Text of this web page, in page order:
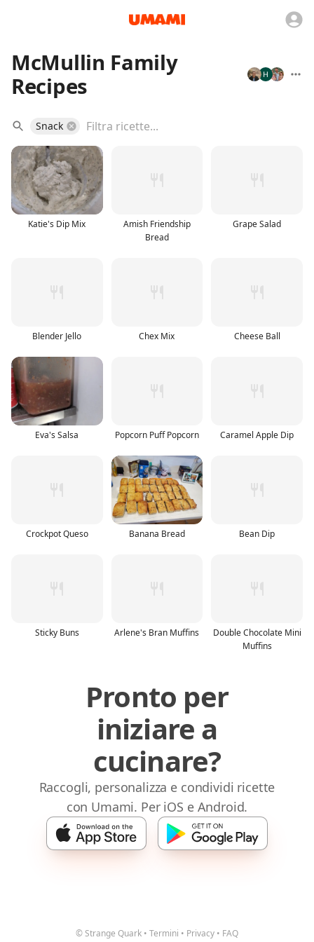
McMullin Family
Recipes
Snack
Katie's Dip Mix
Amish Friendship
Bread
Grape Salad
Blender Jello Chex Mix Cheese Ball
Eva's Salsa Popcorn Puff Popcorn Caramel Apple Dip
Crockpot Queso Banana Bread Bean Dip
Sticky Buns Arlene's Bran Muffins
Double Chocolate Mini
Muffins
Pronto per
iniziare a
cucinare?
Raccogli, personalizza e condividi ricette
con Umami. Per iOS e Android.
© Strange Quark • Termini • Privacy • FAQ